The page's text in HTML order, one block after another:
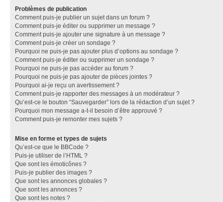
Problèmes de publication
Comment puis-je publier un sujet dans un forum ?
Comment puis-je éditer ou supprimer un message ?
Comment puis-je ajouter une signature à un message ?
Comment puis-je créer un sondage ?
Pourquoi ne puis-je pas ajouter plus d’options au sondage ?
Comment puis-je éditer ou supprimer un sondage ?
Pourquoi ne puis-je pas accéder au forum ?
Pourquoi ne puis-je pas ajouter de pièces jointes ?
Pourquoi ai-je reçu un avertissement ?
Comment puis-je rapporter des messages à un modérateur ?
Qu’est-ce le bouton “Sauvegarder” lors de la rédaction d’un sujet ?
Pourquoi mon message a-t-il besoin d’être approuvé ?
Comment puis-je remonter mes sujets ?
Mise en forme et types de sujets
Qu’est-ce que le BBCode ?
Puis-je utiliser de l’HTML ?
Que sont les émoticônes ?
Puis-je publier des images ?
Que sont les annonces globales ?
Que sont les annonces ?
Que sont les notes ?